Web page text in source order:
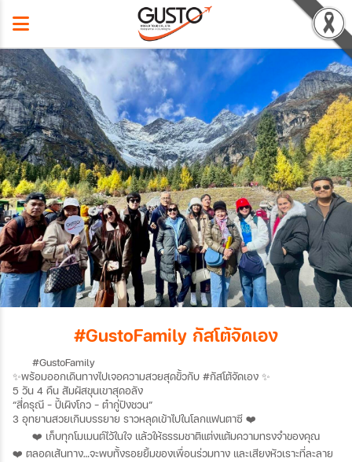
#GustoFamily กัสโต้จัดเอง
#GustoFamily
✨พร้อมออกเดินทางไปเจอความสวยสุดขั้วกับ #กัสโต้จัดเอง ✨
5 วัน 4 คืน สัมผัสขุนเขาสุดอลัง
“สี่ดรุณี – ปี้เผิงโกว – ต๋ากู่ปิงชวน”
3 อุทยานสวยเกินบรรยาย ราวหลุดเข้าไปในโลกแฟนตาซี ❤️
❤️ เก็บทุกโมเมนต์ไว้ในใจ แล้วให้ธรรมชาติแต่งแต้มความทรงจำของคุณ
❤️ ตลอดเส้นทาง…จะพบทั้งรอยยิ้มของเพื่อนร่วมทาง และเสียงหัวเราะที่ละลาย